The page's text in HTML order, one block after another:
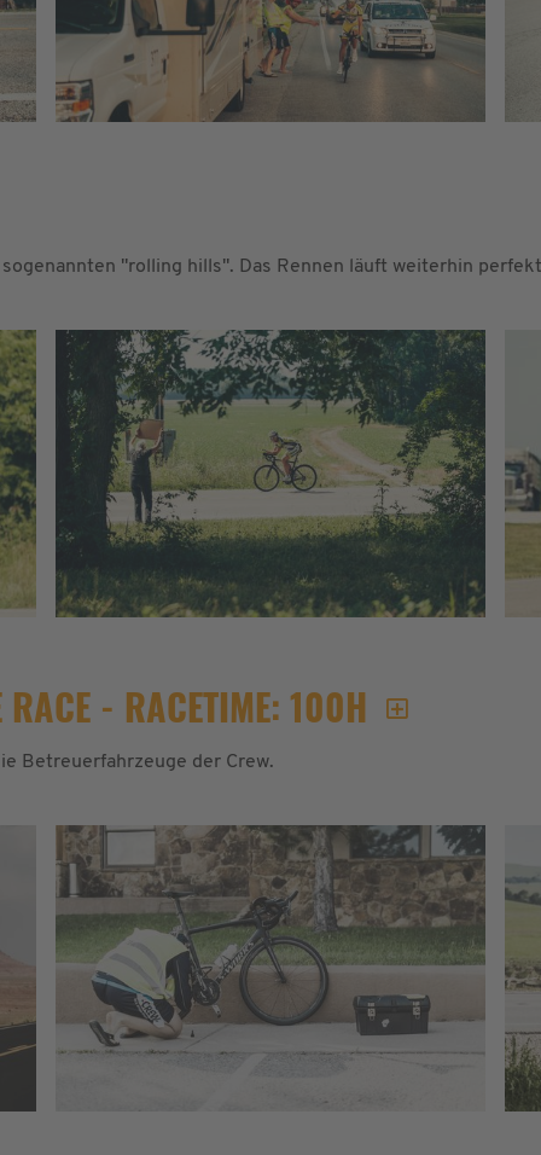
"rolling hills". Das Rennen läuft weiterhin
- RACETIME: 100H
Betreuerfahrzeuge der Crew.